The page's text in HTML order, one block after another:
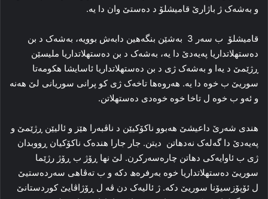
و به‌شه‌ک ژ باژارێ قامیشلۆ د ده‌ستێ وان دا‌ یه‌.
قامیشلۆ ب سەر 3 به‌شێن بنگه‌هین دابەش بوویە، به‌شه‌ک د بن
ده‌ستهلاتداریا پەیەدێ دا یە، به‌شه‌ک د بن ده‌ستهلاتداریا ملیسێن
ڕ‌ژێمێ د یەا‌ و به‌شه‌ک ژی د بن ده‌ستهلاتداریا ئاسایشا ھكومەتا
سوریێ ب خوه‌ دا‌ یه‌. هه‌روه‌ها تاخه‌ک ژی كو پرانی سوریانی لێ هه‌نه‌
و ئه‌و ب خوه‌ ل تاخا خوه‌ خوەدی ده‌ستهلاتن.
ھندی شه‌رێ داعیشێ هه‌بوو ناکۆکیێن د ناڤبه‌را هێز و ئالیێن ڕژێمێ و
پەیەدێ دا گه‌له‌ک نەدھاتن دیتن. جار جارا هنده‌ک ناکۆکیان ڕووبدان
ژی ب ئاوایه‌کی دهاتن چاره‌سه‌رکرن. لێ نها ڕۆژ ب ڕۆژ رژێما
سوریێ ده‌ستهلاتداریا خوه‌ به‌رفره‌ھ دکه‌ و ب ته‌ڤاهی سه‌رده‌ستیێ
ل ئۆپۆزسیۆنا سوریێ‌ دکه‌. ژ ئالیه‌ک دن ڤه‌ ل ڕۆژاڤایێ کوردستانێ